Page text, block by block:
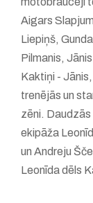
Aigars
Liepiņš,
Pilmanis,
Kaktiņi -
trenējās un
zēni.
ekipāža
un Andreju
Leonīda dēls